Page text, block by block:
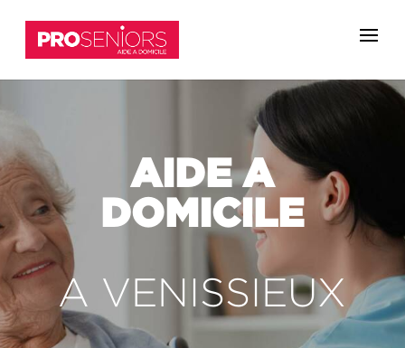
AIDE A
DOMICILE
A VENISSIEUX